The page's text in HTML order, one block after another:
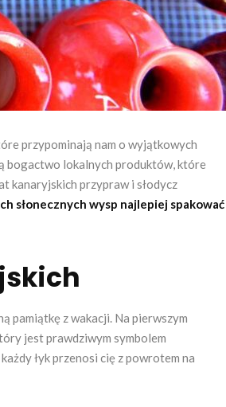
przypominają nam o wyjątkowych
bogactwo lokalnych produktów, które
kanaryjskich przypraw i słodycz
słonecznych wysp najlepiej spakować
pamiątkę z wakacji. Na pierwszym
jest prawdziwym symbolem
łyk przenosi cię z powrotem na